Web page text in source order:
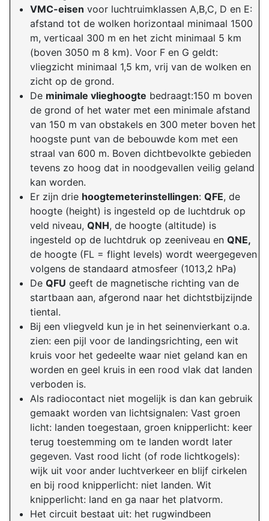
VMC-eisen voor luchtruimklassen A,B,C, D en E:
afstand tot de wolken horizontaal minimaal 1500
m, verticaal 300 m en het zicht minimaal 5 km
(boven 3050 m 8 km). Voor F en G geldt:
vliegzicht minimaal 1,5 km, vrij van de wolken en
zicht op de grond.
De minimale vlieghoogte bedraagt:150 m boven
de grond of het water met een minimale afstand
van 150 m van obstakels en 300 meter boven het
hoogste punt van de bebouwde kom met een
straal van 600 m. Boven dichtbevolkte gebieden
tevens zo hoog dat in noodgevallen veilig geland
kan worden.
Er zijn drie hoogtemeterinstellingen: QFE, de
hoogte (height) is ingesteld op de luchtdruk op
veld niveau, QNH, de hoogte (altitude) is
ingesteld op de luchtdruk op zeeniveau en QNE,
de hoogte (FL = flight levels) wordt weergegeven
volgens de standaard atmosfeer (1013,2 hPa)
De QFU geeft de magnetische richting van de
startbaan aan, afgerond naar het dichtstbijzijnde
tiental.
Bij een vliegveld kun je in het seinenvierkant o.a.
zien: een pijl voor de landingsrichting, een wit
kruis voor het gedeelte waar niet geland kan en
worden en geel kruis in een rood vlak dat landen
verboden is.
Als radiocontact niet mogelijk is dan kan gebruik
gemaakt worden van lichtsignalen: Vast groen
licht: landen toegestaan, groen knipperlicht: keer
terug toestemming om te landen wordt later
gegeven. Vast rood licht (of rode lichtkogels):
wijk uit voor ander luchtverkeer en blijf cirkelen
en bij rood knipperlicht: niet landen. Wit
knipperlicht: land en ga naar het platvorm.
Het circuit bestaat uit: het rugwindbeen